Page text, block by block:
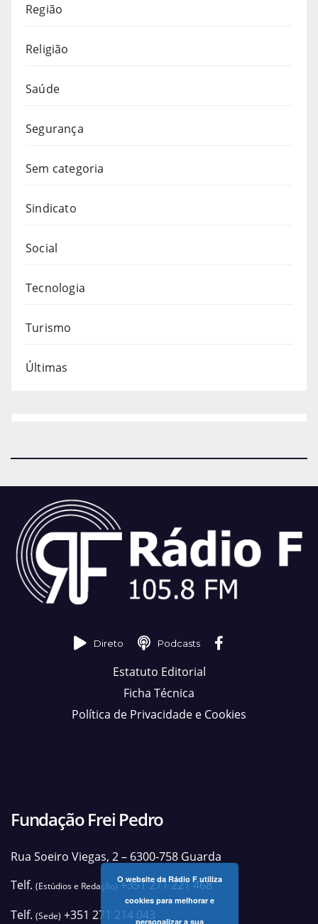
Região
Religião
Saúde
Segurança
Sem categoria
Sindicato
Social
Tecnologia
Turismo
Últimas
Direto Podcasts
Estatuto Editorial
Ficha Técnica
Política de Privacidade e Cookies
Fundação Frei Pedro
Rua Soeiro Viegas, 2 – 6300-758 Guarda
Telf. (Estúdios e Redação)+351 271 221 468
Telf. (Sede) +351 271 214 043
O website da Rádio F utiliza
cookies para melhorar e
personalizar a sua